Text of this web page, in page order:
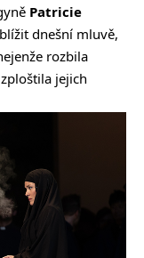
Patricie
dnešní mluvě,
rozbila
jejich